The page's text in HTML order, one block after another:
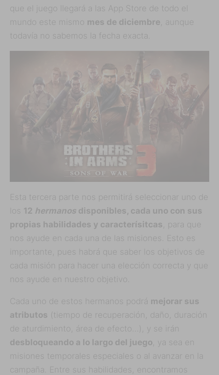
que el juego llegará a las App Store de todo el
mundo este mismo mes de diciembre , aunque
todavía no sabemos la fecha exacta.
Esta tercera parte nos permitirá seleccionar uno de
los 12 hermanos disponibles, cada uno con sus
propias habilidades y caracterísitcas , para que
nos ayude en cada una de las misiones. Esto es
importante, pues habrá que saber los objetivos de
cada misión para hacer una elección correcta y que
nos ayude en nuestro objetivo.
Cada uno de estos hermanos podrá mejorar sus
atributos (tiempo de recuperación, daño, duración
de aturdimiento, área de efecto…), y se irán
desbloqueando a lo largo del juego , ya sea en
misiones temporales especiales o al avanzar en la
campaña. Entre sus habilidades, encontramos